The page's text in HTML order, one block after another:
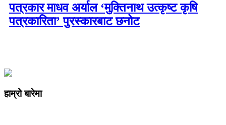
पत्रकार माधव अर्याल ‘मुक्तिनाथ उत्कृष्ट कृषि
पत्रकारिता’ पुरस्कारबाट छनोट
हाम्रो बारेमा